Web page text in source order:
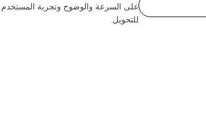
على السرعة والوضوح وتجربة المستخدم
للتحويل.